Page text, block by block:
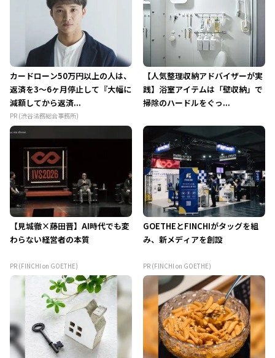
カードローン50万円以上の人は、
返済を3～6ヶ月停止して『大幅に
減額してから返済...
PR (渋谷法務総合事務所)
【人気整理収納アドバイザーが実
践】浴室アイテムは「壁収納」で
掃除のハードルをぐっ...
【見城徹×藤田晋】AI時代でも変
わらない経営者の本質
PR (FINCHI on GOETHE)
GOETHEとFINCHIがタッグを組
み、新メディアを創設
PR (FINCHI on GOETHE)